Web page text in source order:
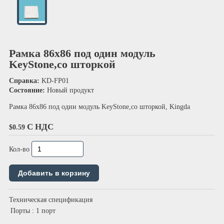
Рамка 86х86 под один модуль
KeyStone,со шторкой
Справка: KD-FP01
Состояние: Новый продукт
Рамка 86х86 под один модуль KeyStone,со шторкой, Kingda
$0.59 С НДС
Кол-во
Техническая спецификация
Порты : 1 порт